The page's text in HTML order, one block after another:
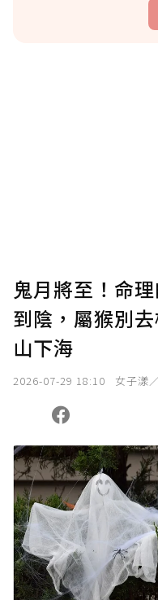
您當前剩餘 U 利
鬼月將至！命
到陰，屬猴別
山下海
2026-07-29 18:10 女子漾